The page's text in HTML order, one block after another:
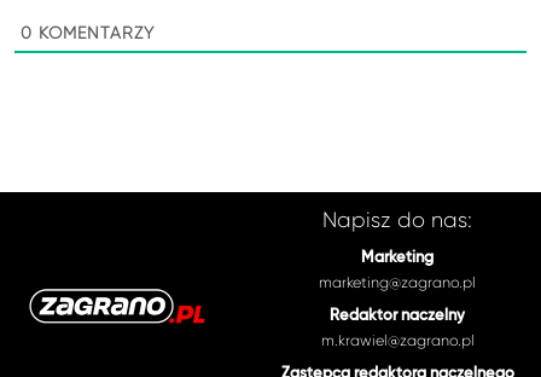
0 KOMENTARZY
Napisz do nas:
Marketing
marketing@zagrano.pl
Redaktor naczelny
m.krawiel@zagrano.pl
Zastępca redaktora naczelnego